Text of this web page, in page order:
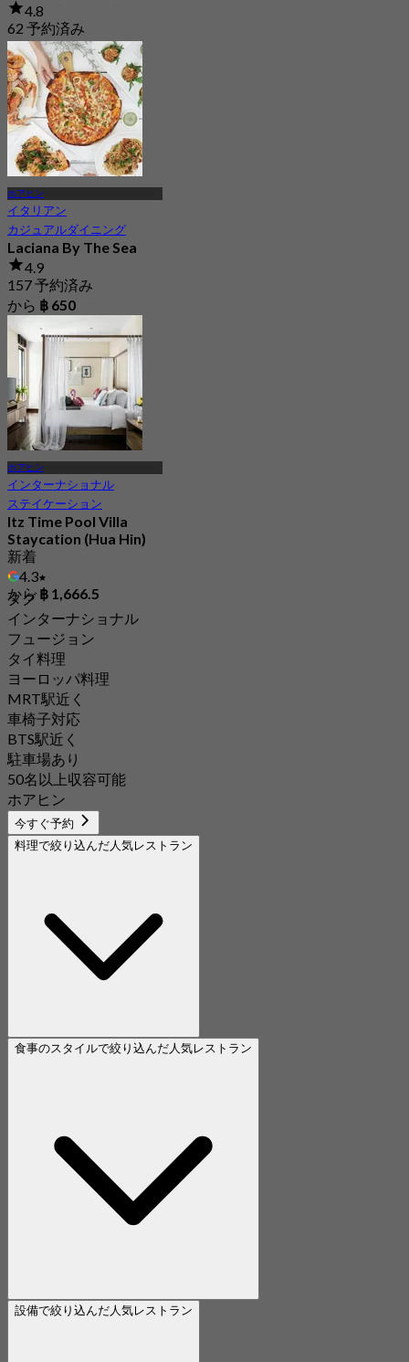
4.8
62 予約済み
から฿ 150
ホアヒン
イタリアン
カジュアルダイニング
Laciana By The Sea
4.9
157 予約済み
から ฿ 650
ホアヒン
インターナショナル
ステイケーション
Itz Time Pool Villa
Staycation (Hua Hin)
新着
4.3
から ฿ 1,666.5
タグ
インターナショナル
フュージョン
タイ料理
ヨーロッパ料理
MRT駅近く
車椅子対応
BTS駅近く
駐車場あり
50名以上収容可能
ホアヒン
今すぐ予約
料理で絞り込んだ人気レストラン
食事のスタイルで絞り込んだ人気レストラン
設備で絞り込んだ人気レストラン